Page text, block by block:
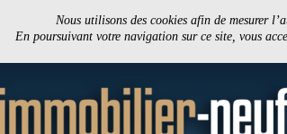
Nous utilisons des cookies afin de mesurer
En poursuivant votre navigation sur ce site, vous